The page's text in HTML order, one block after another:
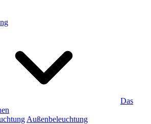
Das
Außenbeleuchtung